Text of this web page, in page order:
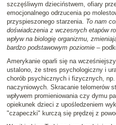
szczęśliwym dzieciństwem, ofiary
emocjonalnego odrzucenia po
przyspieszonego starzenia. To nam
doświadczenia z wczesnych etapów
wpływ na biologię organizmu,
bardzo podstawowym poziomie –
Amerykanie oparli się na
ustalono, że stres psychologiczny i
chorób psychicznych i fizycznych,
naczyniowych. Skracanie telomerów
wpływem promieniowania czy dymu
opiekunek dzieci z upośledzeniem
"czapeczki" kurczą się prędzej z